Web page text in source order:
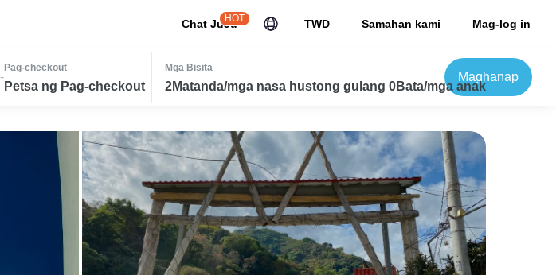
Chat JuJu
HOT TWD Samahan kami Mag-log in
-
Pag-checkout
Petsa ng Pag-checkout
Mga Bisita
2Matanda/mga nasa hustong gulang 0Bata/mga anak
Maghanap